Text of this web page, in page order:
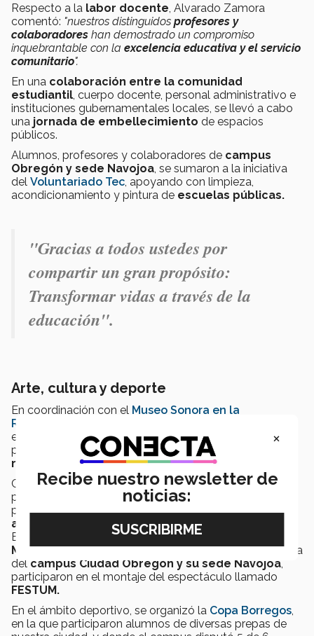
Respecto a la labor docente , Alvarado Zamora
comentó: "nuestros distinguidos profesores y
colaboradores han demostrado un compromiso
inquebrantable con la excelencia educativa y el servicio
comunitario".
En una colaboración entre la comunidad
estudiantil , cuerpo docente, personal administrativo e
instituciones gubernamentales locales, se llevó a cabo
una jornada de embellecimiento de espacios
públicos.
Alumnos, profesores y colaboradores de campus
Obregón y sede Navojoa , se sumaron a la iniciativa
del Voluntariado Tec , apoyando con limpieza,
acondicionamiento y pintura de escuelas públicas.
"Gracias a todos ustedes por
compartir un gran propósito:
Transformar vidas a través de la
educación".
Arte, cultura y deporte
En coordinación con el Museo Sonora en la
Revolución
exposición
“Mosaicos de Otoño”, donde se
presentaron
obras de múltiples artistas
reconocidosde la ciudad.
Con diversosnúmeros musicales y de baile , se
presentó el
Ensamble 2023, evento que contó con la
participación de más de 30 personas en escena entre
alumnos, egresados e invitados especiales.
En el marco del
80 aniversario del Tec de
Monterrey, un total de 23 alumnas y alumnos de danza
del campus Ciudad Obregón y su sede Navojoa
participaron en el montaje del espectáculo llamado
FESTUM.
En el ámbito deportivo, se organizó la Copa Borregos
en la que participaron alumnos de diversas prepas de
×
Recibe nuestro newsletter de
noticias: